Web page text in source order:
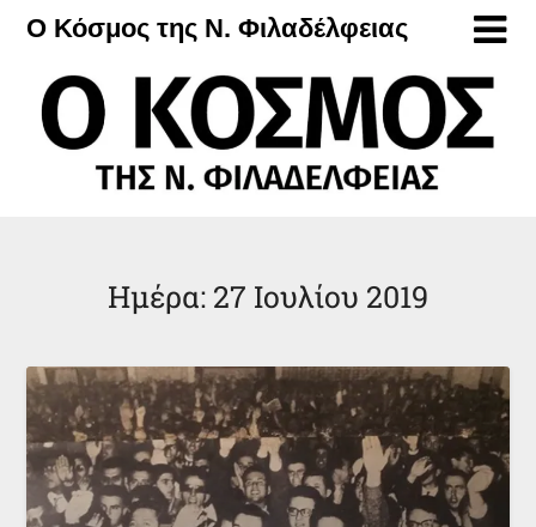
Μετάβαση
περιεχόμενο
Ο Κόσμος της Ν. Φιλαδέλφειας
Ημέρα: 27 Ιουλίου 2019